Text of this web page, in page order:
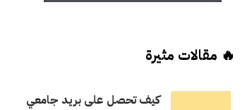
🔥 مقالات مثيرة
كيف تحصل على بريد جامعي